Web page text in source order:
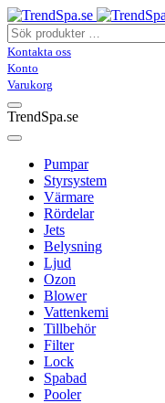
Kontakta oss
Konto
Varukorg
TrendSpa.se
Pumpar
Styrsystem
Värmare
Rördelar
Jets
Belysning
Ljud
Ozon
Blower
Vattenkemi
Tillbehör
Filter
Lock
Spabad
Pooler